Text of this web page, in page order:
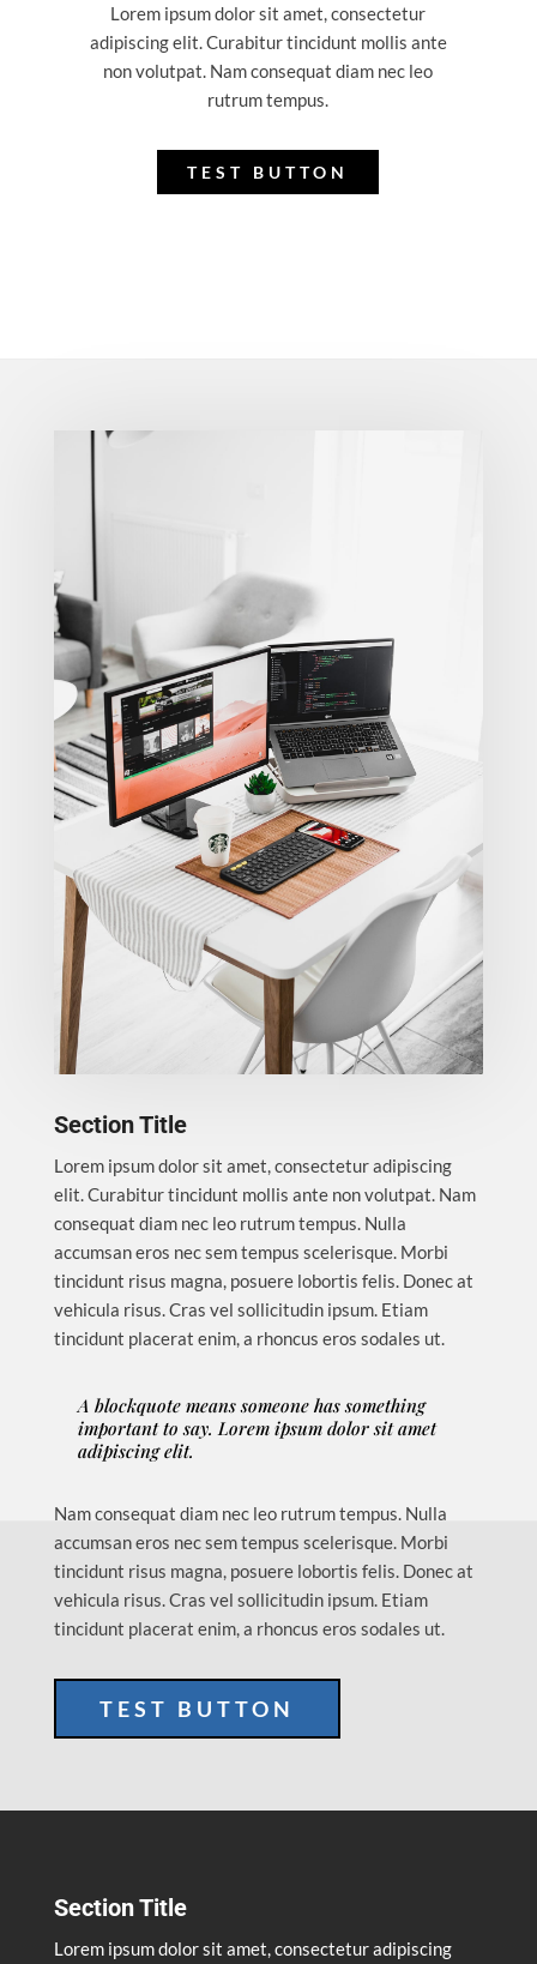
Lorem ipsum dolor sit amet, consectetur
adipiscing elit. Curabitur tincidunt mollis ante
non volutpat. Nam consequat diam nec leo
rutrum tempus.
TEST BUTTON
Section Title
Lorem ipsum dolor sit amet, consectetur adipiscing
elit. Curabitur tincidunt mollis ante non volutpat. Nam
consequat diam nec leo rutrum tempus. Nulla
accumsan eros nec sem tempus scelerisque. Morbi
tincidunt risus magna, posuere lobortis felis. Donec at
vehicula risus. Cras vel sollicitudin ipsum. Etiam
tincidunt placerat enim, a rhoncus eros sodales ut.
A blockquote means someone has something
important to say. Lorem ipsum dolor sit amet
adipiscing elit.
Nam consequat diam nec leo rutrum tempus. Nulla
accumsan eros nec sem tempus scelerisque. Morbi
tincidunt risus magna, posuere lobortis felis. Donec at
vehicula risus. Cras vel sollicitudin ipsum. Etiam
tincidunt placerat enim, a rhoncus eros sodales ut.
TEST BUTTON
Section Title
Lorem ipsum dolor sit amet, consectetur adipiscing